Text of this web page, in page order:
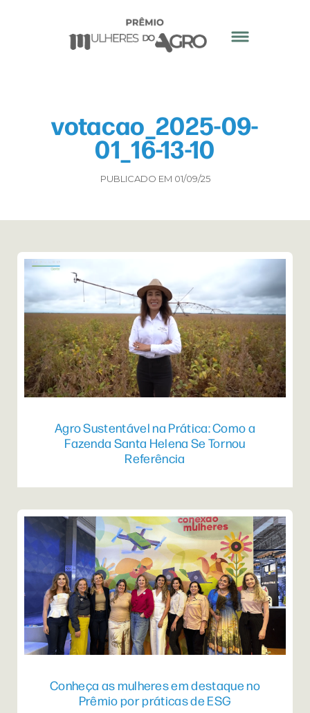
votacao_2025-09-
01_16-13-10
PUBLICADO EM 01/09/25
Agro Sustentável na Prática: Como a
Fazenda Santa Helena Se Tornou
Referência
Conheça as mulheres em destaque no
Prêmio por práticas de ESG